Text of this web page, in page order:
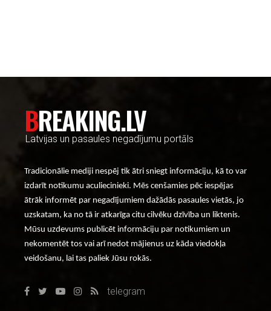
BREAKING.LV
Latvijas un pasaules negadījumu portāls
Tradicionālie mediji nespēj tik ātri sniegt informāciju, kā to var
izdarīt notikumu aculiecinieki. Mēs cenšamies pēc iespējas
ātrāk informēt par negadījumiem dažādās pasaules vietās, jo
uzskatam, ka no tā ir atkarīga citu cilvēku dzīvība un liktenis.
Mūsu uzdevums publicēt informāciju par notikumiem un
nekomentēt tos vai arī nedot mājienus uz kāda viedokļa
veidošanu, lai tas paliek Jūsu rokās.
telegram